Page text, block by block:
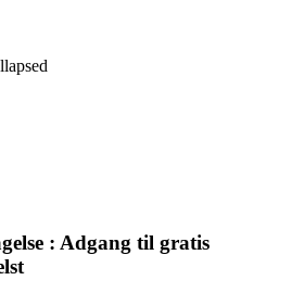
: Adgang til gratis